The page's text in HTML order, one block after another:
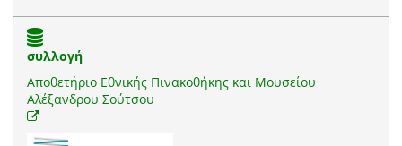
συλλογή
Αποθετήριο Εθνικής Πινακοθήκης και Μουσείου
Αλέξανδρου Σούτσου